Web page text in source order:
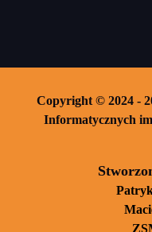
Copyright © 2024 -
Informatycznych